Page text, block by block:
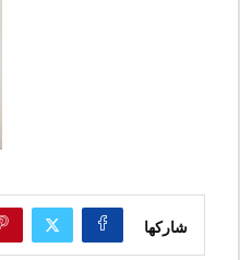
شاركها